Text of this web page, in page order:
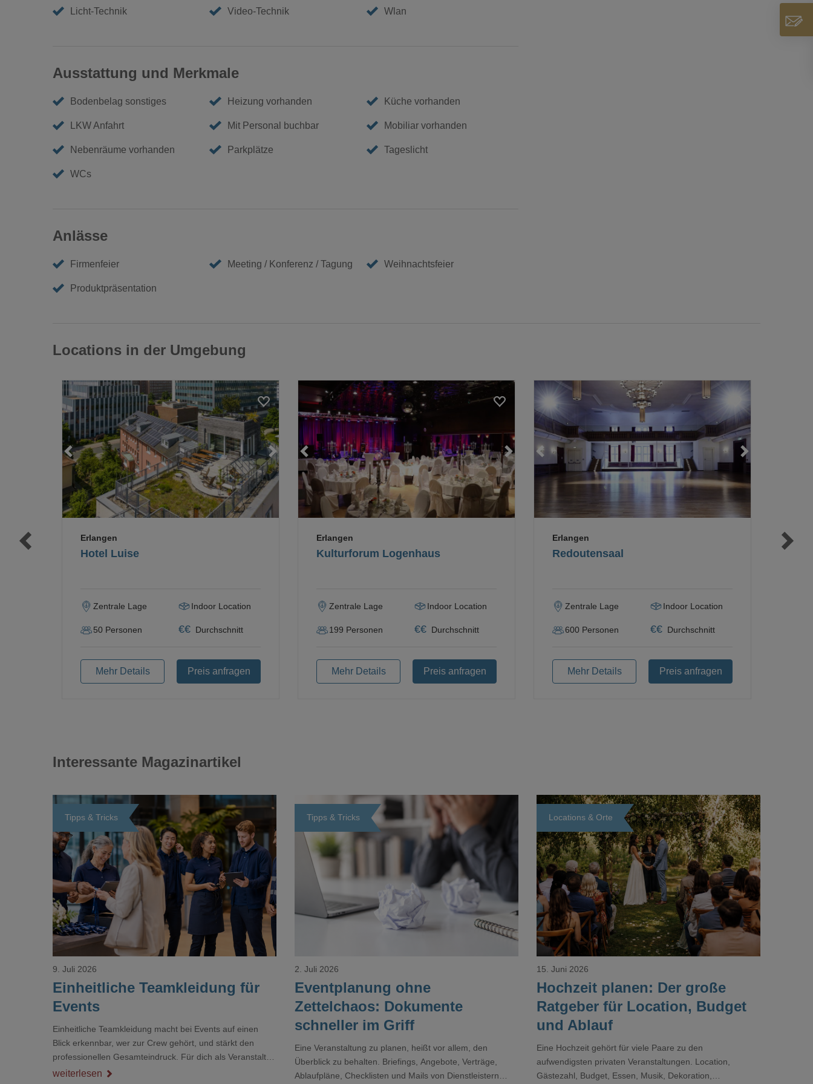
Licht-Technik Video-Technik Wlan
Ausstattung und Merkmale
Bodenbelag sonstiges Heizung vorhanden Küche vorhanden
LKW Anfahrt Mit Personal buchbar Mobiliar vorhanden
Nebenräume vorhanden Parkplätze Tageslicht
WCs
Anlässe
Firmenfeier Meeting / Konferenz / Tagung Weihnachtsfeier
Produktpräsentation
Locations in der Umgebung
Loading... Loading... Loading...
Hotel Luise
Erlangen
Zentrale Lage Indoor Location
50 Personen €€ Durchschnitt
Mehr Details Preis anfragen
Loading... Loading... Loading...
Kulturforum Logenhaus
Erlangen
Zentrale Lage Indoor Location
199 Personen €€ Durchschnitt
Mehr Details Preis anfragen
Loading... Loading...
Redoutensaal
Erlangen
Zentrale Lage Indoor Location
600 Personen €€ Durchschnitt
Mehr Details Preis anfragen
Interessante Magazinartikel
Tipps & Tricks
Loading...
Einheitliche Teamkleidung für
Events
9. Juli 2026
Einheitliche Teamkleidung macht bei Events auf einen
Blick erkennbar, wer zur Crew gehört, und stärkt den
professionellen Gesamteindruck. Für dich als Veranstalter
ist das kein Nebenthema: Bei Textilien mit Stickerei oder
weiterlesen
Tipps & Tricks
Loading...
Eventplanung ohne
Zettelchaos: Dokumente
schneller im Griff
2. Juli 2026
Eine Veranstaltung zu planen, heißt vor allem, den
Überblick zu behalten. Briefings, Angebote, Verträge,
Ablaufpläne, Checklisten und Mails von Dienstleistern
Locations & Orte
Loading...
Hochzeit planen: Der große
Ratgeber für Location, Budget
und Ablauf
15. Juni 2026
Eine Hochzeit gehört für viele Paare zu den
aufwendigsten privaten Veranstaltungen. Location,
Gästezahl, Budget, Essen, Musik, Dekoration,